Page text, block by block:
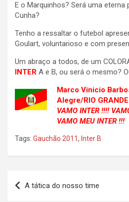
E o Marquinhos? Será uma eterna
Cunha?
Tenho a ressaltar o futebol
Goulart, voluntarioso e com
Um abraço a todos, de um
INTER A e B, ou será o mesmo?
Marco Vinicio
Alegre/RIO
VAMO INTER !!!!
VAMO MEU INTER !!!
Tags: Gauchão 2011, Inter B
Navegação
de
A tática do nosso time